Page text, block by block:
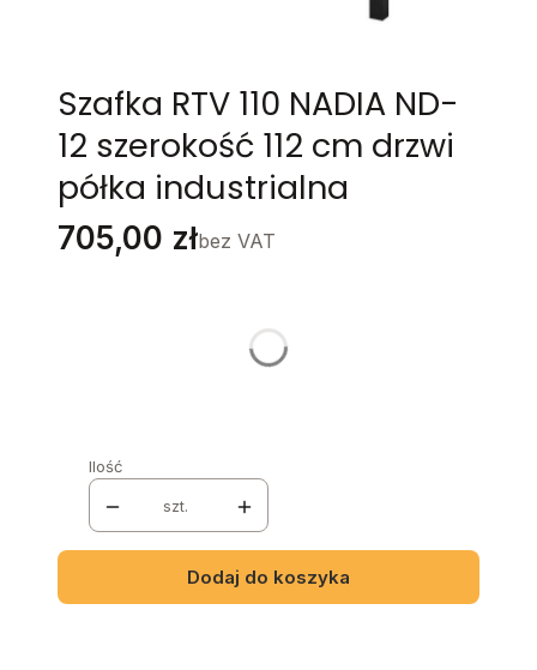
Szafka RTV 110 NADIA ND-
12 szerokość 112 cm drzwi
półka industrialna
Cena
705,00 złbez VAT
Ilość
szt.
Dodaj do koszyka